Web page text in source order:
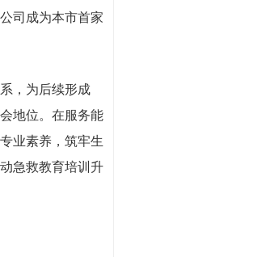
司成为本市首家
，为后续形成
地位。在服务能
业素养，筑牢生
急救教育培训升